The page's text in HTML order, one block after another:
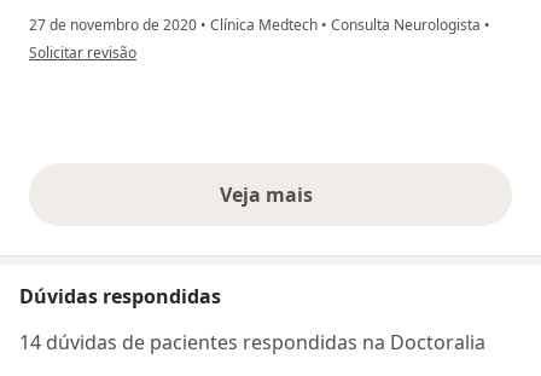
27 de novembro de 2020 • Clínica Medtech • Consulta Neurologista •
na opinião do utilizador Aline ribeiro
Solicitar revisão
Veja maisopiniões acima
Dúvidas respondidas
14 dúvidas de pacientes respondidas na Doctoralia